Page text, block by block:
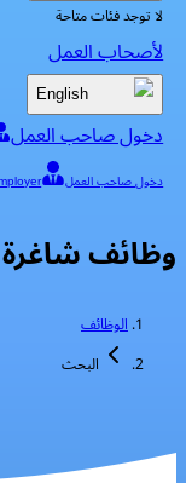
لا توجد فئات متاحة
لأصحاب العمل
English
دخول صاحب العمل
دخول صاحب العمل
وظائف
الوظائف
البحث